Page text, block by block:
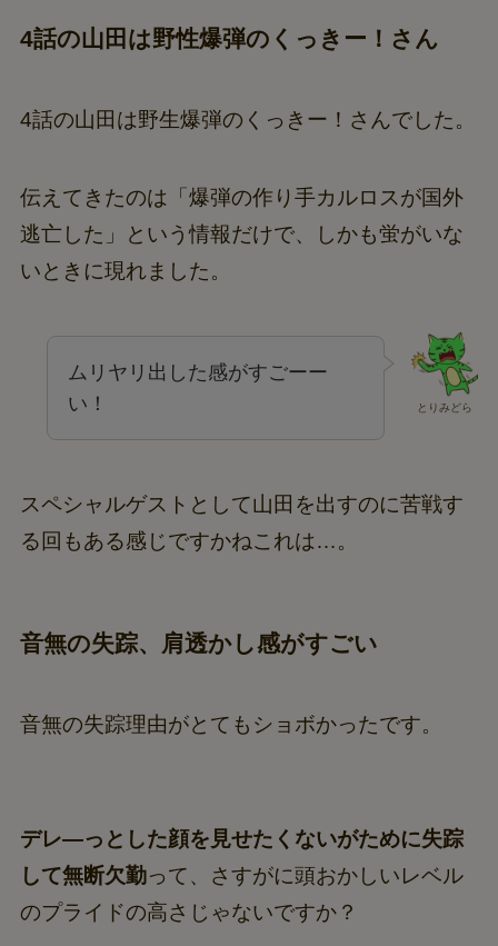
4話の山田は野性爆弾のくっきー！さん
4話の山田は野生爆弾のくっきー！さんでした。
伝えてきたのは「爆弾の作り手カルロスが国外
逃亡した」という情報だけで、しかも蛍がいな
いときに現れました。
とりみどら
ムリヤリ出した感がすごーー
い！
スペシャルゲストとして山田を出すのに苦戦す
る回もある感じですかねこれは…。
音無の失踪、肩透かし感がすごい
音無の失踪理由がとてもショボかったです。
デレ―っとした顔を見せたくないがために失踪
して無断欠勤って、さすがに頭おかしいレベル
のプライドの高さじゃないですか？